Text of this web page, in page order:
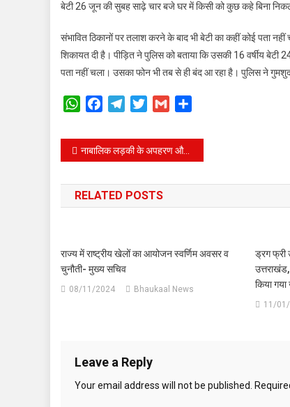
बेटी 26 जून की सुबह साढ़े चार बजे घर में किसी को कुछ कहे बिना
संभावित ठिकानों पर तलाश करने के बाद भी बेटी का कहीं कोई पता
शिकायत दी है। पीड़ित ने पुलिस को बताया कि उसकी 16 वर्षीय
पता नहीं चला। उसका फोन भी तब से ही बंद आ रहा है। पुलिस ने
WhatsAppFacebookTelegramTwitterGmail
Post
navigation
नाबालिक लड़की के अपहरण और गैंगरेप के आरोपीयो को पुलिस ने मात्र 2 घंटे में किया गिरफ्तार
RELATED POSTS
राज्य में राष्ट्रीय खेलों का आयोजन स्वर्णिम अवसर व
चुनौती- मुख्य सचिव
08/11/2024 Bhaukaal News
ड्रग फ्री
किया
11/
Leave a Reply
Your email address will not be published.